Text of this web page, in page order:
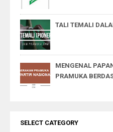
TALI TEMALI
MENGENAL
PRAMUKA
SELECT CATEGORY